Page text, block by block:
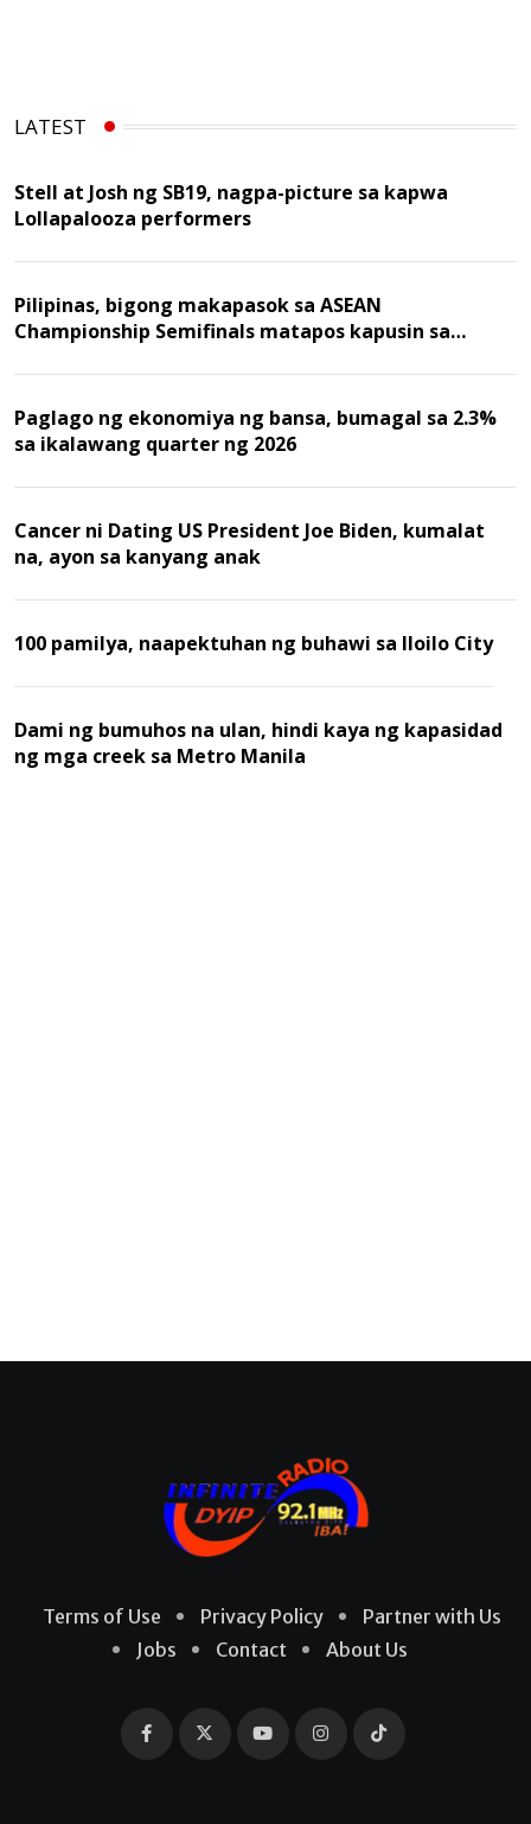
LATEST
Stell at Josh ng SB19, nagpa-picture sa kapwa
Lollapalooza performers
Pilipinas, bigong makapasok sa ASEAN
Championship Semifinals matapos kapusin sa
Paglago ng ekonomiya ng bansa, bumagal sa 2.3%
sa ikalawang quarter ng 2026
Cancer ni Dating US President Joe Biden, kumalat
na, ayon sa kanyang anak
100 pamilya, naapektuhan ng buhawi sa Iloilo City
Dami ng bumuhos na ulan, hindi kaya ng kapasidad
ng mga creek sa Metro Manila
Terms of Use Privacy Policy
Partner with Us
Jobs
Contact About Us